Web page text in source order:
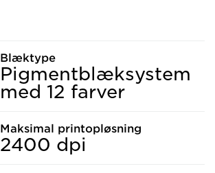
Blæktype
Pigmentblæksystem
med 12 farver
Maksimal printopløsning
2400 dpi